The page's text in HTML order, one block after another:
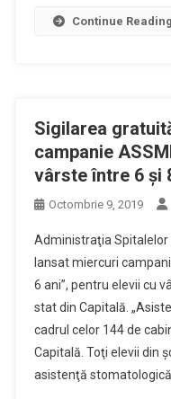
Continue Reading
Sigilarea
campanie
vârste între 6 şi
Octombrie 9, 2019
Administraţia Spitalelor
lansat miercuri
6 ani”, pentru elevii cu
stat din Capitală.
cadrul celor 144 de
Capitală. Toţi elevii din
asistenţă stomatologică